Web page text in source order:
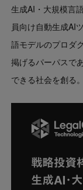
生成AI・大規模言
員向け自動生成AI
語モデルのプロダ
掲げるパーパスで
できる社会を創る